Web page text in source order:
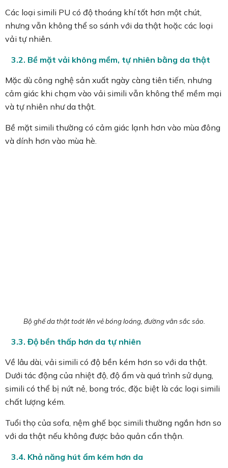
Các loại simili PU có độ thoáng khí tốt hơn một chút,
nhưng vẫn không thể so sánh với da thật hoặc các loại
vải tự nhiên.
3.2. Bề mặt vải không mềm, tự nhiên bằng da thật
Mặc dù công nghệ sản xuất ngày càng tiên tiến, nhưng
cảm giác khi chạm vào vải simili vẫn không thể mềm mại
và tự nhiên như da thật.
Bề mặt simili thường có cảm giác lạnh hơn vào mùa đông
và dính hơn vào mùa hè.
Dưới tác động của nhiệt độ, độ ẩm và quá trình sử dụng,
simili có thể bị nứt nẻ, bong tróc, đặc biệt là các loại simili
chất lượng kém.
với da thật nếu không được bảo quản cẩn thận.